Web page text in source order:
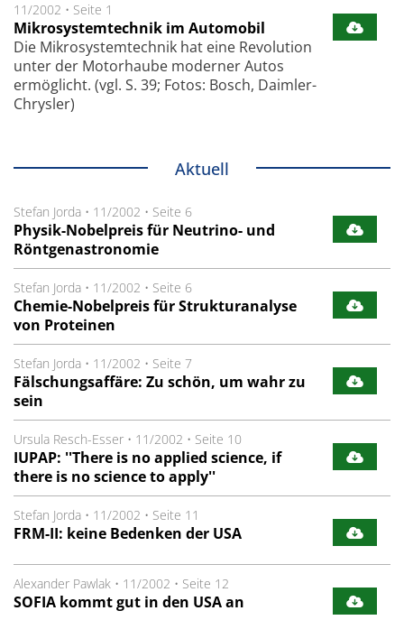
11/2002 • Seite 1
Mikrosystemtechnik im Automobil
Die Mikrosystemtechnik hat eine Revolution
unter der Motorhaube moderner Autos
ermöglicht. (vgl. S. 39; Fotos: Bosch, Daimler-
Chrysler)
Aktuell
Stefan Jorda • 11/2002 • Seite 6
Physik-Nobelpreis für Neutrino- und
Röntgenastronomie
Stefan Jorda • 11/2002 • Seite 6
Chemie-Nobelpreis für Strukturanalyse
von Proteinen
Stefan Jorda • 11/2002 • Seite 7
Fälschungsaffäre: Zu schön, um wahr zu
sein
Ursula Resch-Esser • 11/2002 • Seite 10
IUPAP: ''There is no applied science, if
there is no science to apply''
Stefan Jorda • 11/2002 • Seite 11
FRM-II: keine Bedenken der USA
Alexander Pawlak • 11/2002 • Seite 12
SOFIA kommt gut in den USA an